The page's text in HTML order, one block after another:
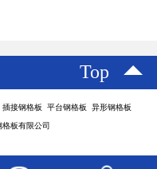
Top
接钢格板 平台钢格板 异形钢格板
板有限公司